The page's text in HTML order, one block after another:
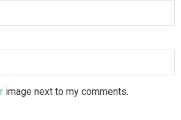
image next to my comments.